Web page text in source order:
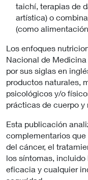
taichí, terapias de
artística) o
(como
Los enfoques
Nacional de
por sus siglas en
productos naturales,
psicológicos y/o
prácticas de cuerpo y
Esta publicación
complementarios
del cáncer, el
los síntomas,
eficacia y cualquier